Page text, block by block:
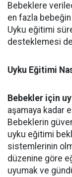
Bebeklere
en fazla bebeğin
Uyku eğitimi
desteklemesi
Uyku Eğitimi
Bebekler için
aşamaya kadar
Bebeklerin
uyku eğitimi
sistemlerinin
düzenine göre
uyumak ve